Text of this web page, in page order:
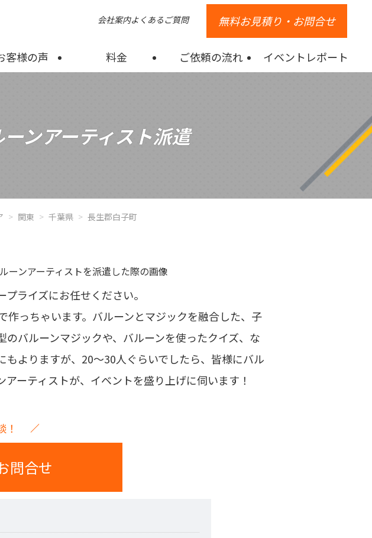
会社案内よくあるご質問 無料お見積り・お問合せ
客様の声 料金 ご依頼の流れ イベントレポート
ンアーティスト派遣
関東 千葉県 長生郡白子町
ライズにお任せください。
っちゃいます。バルーンとマジックを融合した、子
バルーンマジックや、バルーンを使ったクイズ、な
よりますが、20～30人ぐらいでしたら、皆様にバル
ーティストが、イベントを盛り上げに伺います！
問合せ